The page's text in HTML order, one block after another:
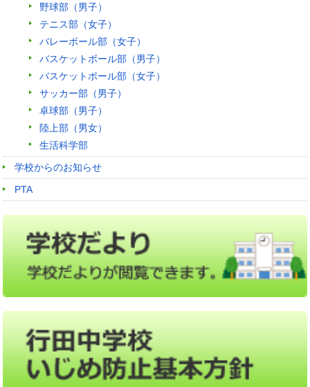
野球部（男子）
テニス部（女子）
バレーボール部（女子）
バスケットボール部（男子）
バスケットボール部（女子）
サッカー部（男子）
卓球部（男子）
陸上部（男女）
生活科学部
学校からのお知らせ
PTA